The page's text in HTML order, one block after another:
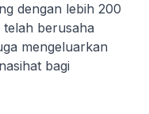
dengan lebih 200
telah berusaha
mengeluarkan
bagi